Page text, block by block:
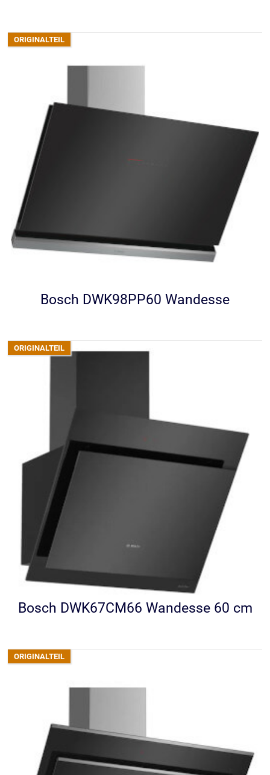
Bosch DWK98PP60 Wandesse
Bosch DWK67CM66 Wandesse 60 cm